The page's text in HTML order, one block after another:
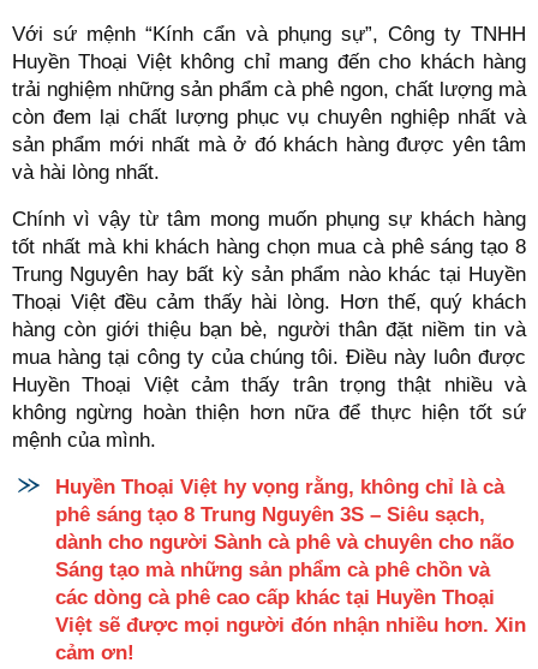
Với sứ mệnh “Kính cẩn và phụng sự”, Công ty TNHH
Huyền Thoại Việt không chỉ mang đến cho khách hàng
trải nghiệm những sản phẩm cà phê ngon, chất lượng mà
còn đem lại chất lượng phục vụ chuyên nghiệp nhất và
sản phẩm mới nhất mà ở đó khách hàng được yên tâm
và hài lòng nhất.
Chính vì vậy từ tâm mong muốn phụng sự khách hàng
tốt nhất mà khi khách hàng chọn mua cà phê sáng tạo 8
Trung Nguyên hay bất kỳ sản phẩm nào khác tại Huyền
Thoại Việt đều cảm thấy hài lòng. Hơn thế, quý khách
hàng còn giới thiệu bạn bè, người thân đặt niềm tin và
mua hàng tại công ty của chúng tôi. Điều này luôn được
Huyền Thoại Việt cảm thấy trân trọng thật nhiều và
không ngừng hoàn thiện hơn nữa để thực hiện tốt sứ
mệnh của mình.
Huyền Thoại Việt hy vọng rằng, không chỉ là cà
phê sáng tạo 8 Trung Nguyên 3S – Siêu sạch,
dành cho người Sành cà phê và chuyên cho não
Sáng tạo mà những sản phẩm cà phê chồn và
các dòng cà phê cao cấp khác tại Huyền Thoại
Việt sẽ được mọi người đón nhận nhiều hơn. Xin
cảm ơn!